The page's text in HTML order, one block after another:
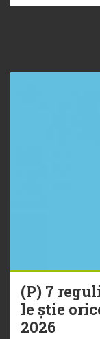
(P) 7
le știe
2026